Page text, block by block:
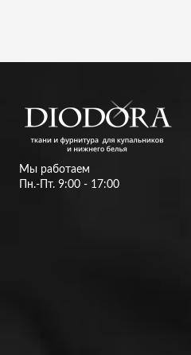
Мы работаем
Пн.-Пт. 9:00 - 17:00